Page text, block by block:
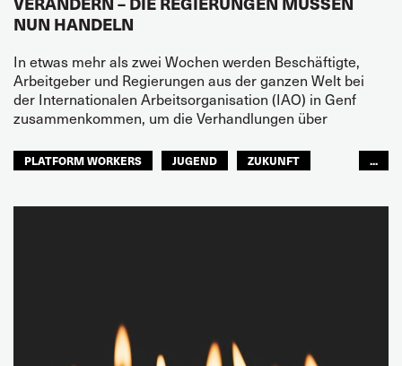
NUN HANDELN
In etwas mehr als zwei Wochen werden Beschäftigte,
Arbeitgeber und Regierungen aus der ganzen Welt bei
der Internationalen Arbeitsorganisation (IAO) in Genf
zusammenkommen, um die Verhandlungen über
PLATFORM WORKERS JUGEND
ZUKUNFT
...